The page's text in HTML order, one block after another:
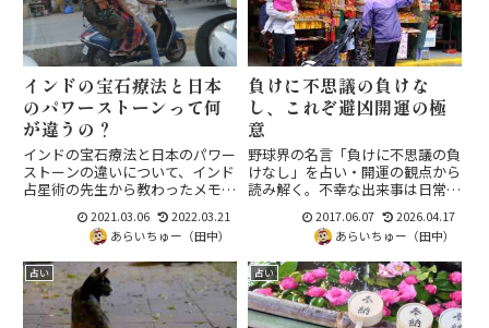
インドの宝石療法と日本
のパワーストーンって何
が違うの？
インドの宝石療法と日本のパワー
ストーンの違いについて、インド
占星術の先生から教わったメモを
まとめてみました。浄化法から身
につけ方まで、いろいろと差があ
るんですね。
2021.03.06
2022.03.21
あらいちゅー（田中）
負けに不思議の負けな
し、これぞ避凶開運の極
意
野球界の名言「負けに不思議の負
けなし」を占い・開運の観点から
読み解く。不幸な出来事は日常の
どこかで予兆があり、その経験則
を積み重ねて凶を避けられるかど
うかが運の良し悪しを分ける、と
いう実践的な避凶開運の本質を考
察します。
2017.06.07
2026.04.17
あらいちゅー（田中）
占い 占い